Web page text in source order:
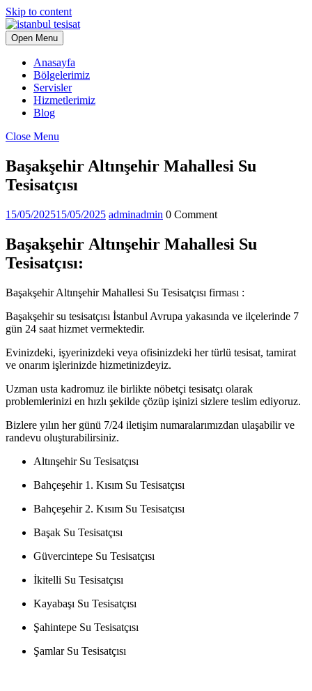
Skip to content
Open Menu
Anasayfa
Bölgelerimiz
Servisler
Hizmetlerimiz
Blog
Close Menu
Başakşehir Altınşehir Mahallesi Su
Tesisatçısı
15/05/202515/05/2025 adminadmin 0 Comment
Başakşehir Altınşehir Mahallesi Su
Tesisatçısı:
Başakşehir Altınşehir Mahallesi Su Tesisatçısı firması :
Başakşehir su tesisatçısı İstanbul Avrupa yakasında ve ilçelerinde 7
gün 24 saat hizmet vermektedir.
Evinizdeki, işyerinizdeki veya ofisinizdeki her türlü tesisat, tamirat
ve onarım işlerinizde hizmetinizdeyiz.
Uzman usta kadromuz ile birlikte nöbetçi tesisatçı olarak
problemlerinizi en hızlı şekilde çözüp işinizi sizlere teslim ediyoruz.
Bizlere yılın her günü 7/24 iletişim numaralarımızdan ulaşabilir ve
randevu oluşturabilirsiniz.
Altınşehir Su Tesisatçısı
Bahçeşehir 1. Kısım Su Tesisatçısı
Bahçeşehir 2. Kısım Su Tesisatçısı
Başak Su Tesisatçısı
Güvercintepe Su Tesisatçısı
İkitelli Su Tesisatçısı
Kayabaşı Su Tesisatçısı
Şahintepe Su Tesisatçısı
Şamlar Su Tesisatçısı